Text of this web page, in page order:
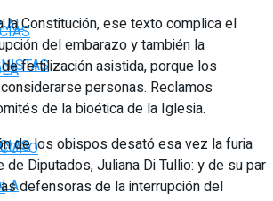
la Constitución, ese texto complica el
del embarazo y también la
fertilización asistida, porque los
personas. Reclamos
de la bioética de la Iglesia.
de los obispos desató esa vez la furia
Diputados, Juliana Di Tullio: y de su par
defensoras de la interrupción del